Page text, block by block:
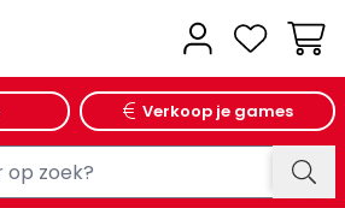
Verkoop je games